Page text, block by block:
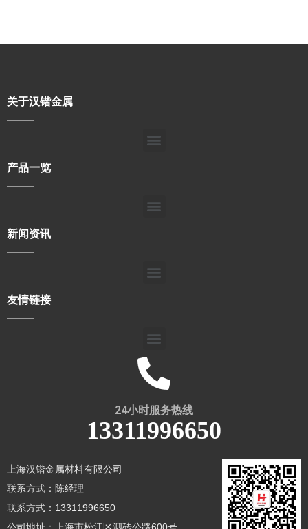
关于汉锴金属
产品一览
新闻资讯
友情链接
24小时服务热线
13311996650
上海汉锴金属材料有限公司
联系方式：陈经理
联系方式：13311996650
公司地址：上海市松江区泗砖公路600号